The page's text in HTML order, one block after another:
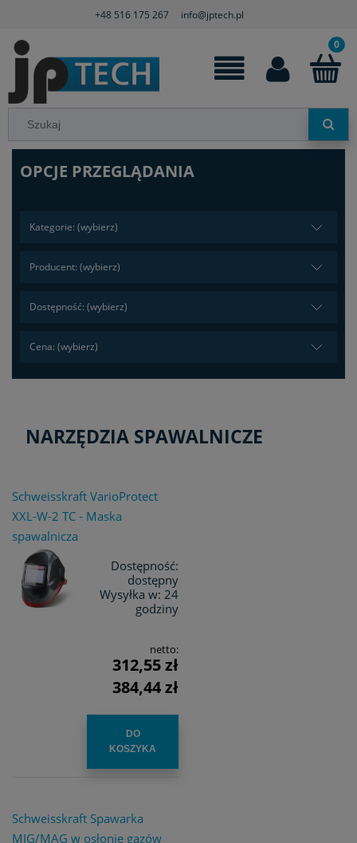
+48 516 175 267 info@jptech.pl
OPCJE PRZEGLĄDANIA
Kategorie: (wybierz)
Producent: (wybierz)
Dostępność: (wybierz)
Cena: (wybierz)
NARZĘDZIA SPAWALNICZE
Schweisskraft VarioProtect
XXL-W-2 TC - Maska
spawalnicza
Dostępność:
dostępny
Wysyłka w: 24
godziny
netto:
312,55 zł
384,44 zł
DO
KOSZYKA
Schweisskraft Spawarka
MIG/MAG w osłonie gazów